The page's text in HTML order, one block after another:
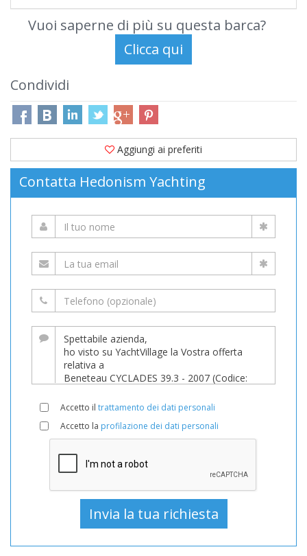
Vuoi saperne di più su questa barca?
Condividi
Aggiungi ai preferiti
Contatta Hedonism Yachting
Accetto il trattamento dei dati personali
Accetto la profilazione dei dati personali